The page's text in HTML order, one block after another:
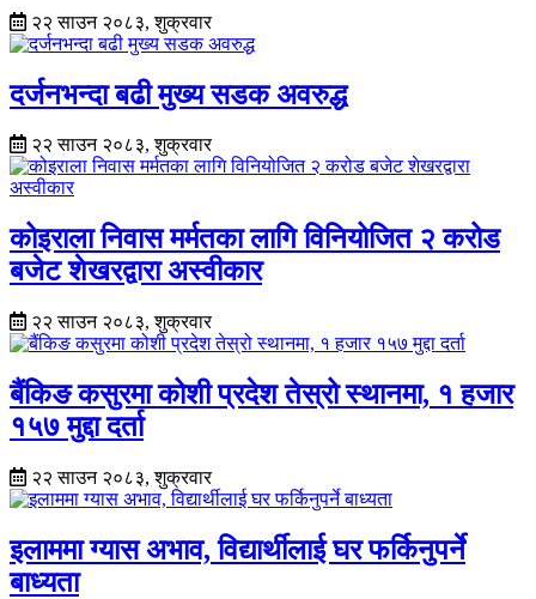
२२ साउन २०८३, शुक्रवार
दर्जनभन्दा बढी मुख्य सडक अवरुद्ध
२२ साउन २०८३, शुक्रवार
कोइराला निवास मर्मतका लागि विनियोजित २ करोड
बजेट शेखरद्वारा अस्वीकार
२२ साउन २०८३, शुक्रवार
बैंकिङ कसुरमा कोशी प्रदेश तेस्रो स्थानमा, १ हजार
१५७ मुद्दा दर्ता
२२ साउन २०८३, शुक्रवार
इलाममा ग्यास अभाव, विद्यार्थीलाई घर फर्किनुपर्ने
बाध्यता